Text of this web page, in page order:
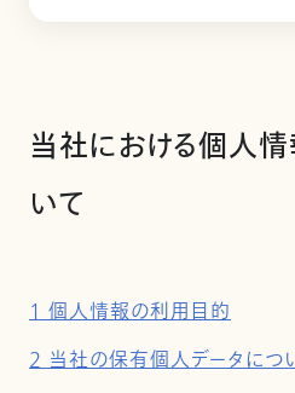
当社における個人
いて
1 個人情報の利用目的
2 当社の保有個人データにつ